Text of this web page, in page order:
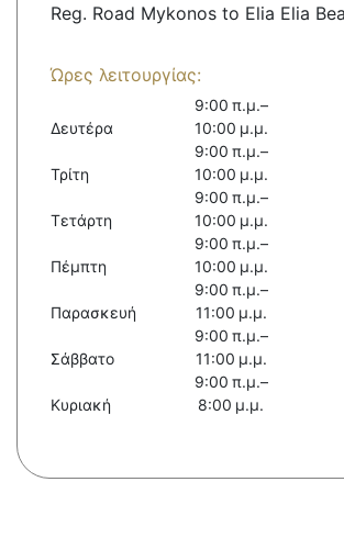
Reg. Road Mykonos to Elia Elia
Ώρες λειτουργίας:
Δευτέρα
9:00 π.μ.–
10:00 μ.μ.
Τρίτη
9:00 π.μ.–
10:00 μ.μ.
Τετάρτη
9:00 π.μ.–
10:00 μ.μ.
Πέμπτη
9:00 π.μ.–
10:00 μ.μ.
Παρασκευή
9:00 π.μ.–
11:00 μ.μ.
Σάββατο
9:00 π.μ.–
11:00 μ.μ.
Κυριακή
9:00 π.μ.–
8:00 μ.μ.